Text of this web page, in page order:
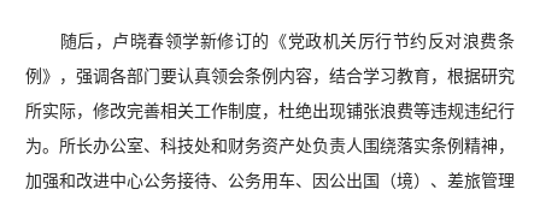
随后，卢晓春领学新修订的《党政机关厉行节约反对浪费条
例》，强调各部门要认真领会条例内容，结合学习教育，根据研究
所实际，修改完善相关工作制度，杜绝出现铺张浪费等违规违纪行
为。所长办公室、科技处和财务资产处负责人围绕落实条例精神，
加强和改进中心公务接待、公务用车、因公出国（境）、差旅管理